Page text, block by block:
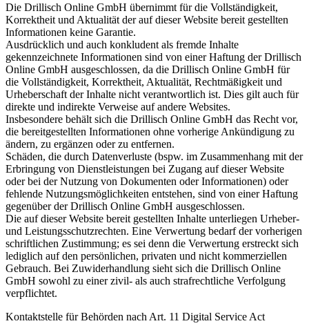
Die Drillisch Online GmbH übernimmt für die Vollständigkeit,
Korrektheit und Aktualität der auf dieser Website bereit gestellten
Informationen keine Garantie.
Ausdrücklich und auch konkludent als fremde Inhalte
gekennzeichnete Informationen sind von einer Haftung der Drillisch
Online GmbH ausgeschlossen, da die Drillisch Online GmbH für
die Vollständigkeit, Korrektheit, Aktualität, Rechtmäßigkeit und
Urheberschaft der Inhalte nicht verantwortlich ist. Dies gilt auch für
direkte und indirekte Verweise auf andere Websites.
Insbesondere behält sich die Drillisch Online GmbH das Recht vor,
die bereitgestellten Informationen ohne vorherige Ankündigung zu
ändern, zu ergänzen oder zu entfernen.
Schäden, die durch Datenverluste (bspw. im Zusammenhang mit der
Erbringung von Dienstleistungen bei Zugang auf dieser Website
oder bei der Nutzung von Dokumenten oder Informationen) oder
fehlende Nutzungsmöglichkeiten entstehen, sind von einer Haftung
gegenüber der Drillisch Online GmbH ausgeschlossen.
Die auf dieser Website bereit gestellten Inhalte unterliegen Urheber-
und Leistungsschutzrechten. Eine Verwertung bedarf der vorherigen
schriftlichen Zustimmung; es sei denn die Verwertung erstreckt sich
lediglich auf den persönlichen, privaten und nicht kommerziellen
Gebrauch. Bei Zuwiderhandlung sieht sich die Drillisch Online
GmbH sowohl zu einer zivil- als auch strafrechtliche Verfolgung
verpflichtet.
Kontaktstelle für Behörden nach Art. 11 Digital Service Act